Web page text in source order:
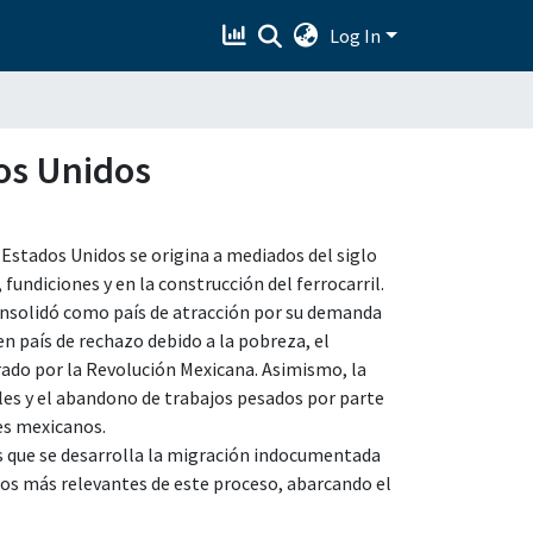
Log In
Unidos
Unidos se origina a mediados del siglo
y en la construcción del ferrocarril.
como país de atracción por su demanda
país de rechazo debido a la pobreza, el
por la Revolución Mexicana. Asimismo, la
y el abandono de trabajos pesados por parte
mexicanos.
se desarrolla la migración indocumentada
más relevantes de este proceso, abarcando el